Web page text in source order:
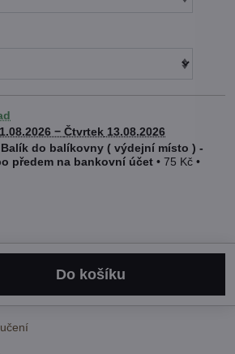
− Čtvrtek 13.08.2026
Balík do balíkovny ( výdejní místo ) -
předem na bankovní účet • 75 Kč •
Do košíku